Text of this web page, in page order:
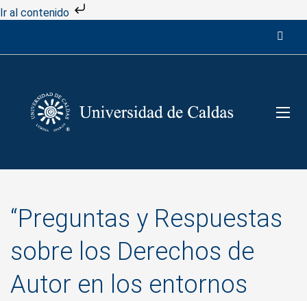
Ir al contenido
“Preguntas y Respuestas
sobre los Derechos de
Autor en los entornos